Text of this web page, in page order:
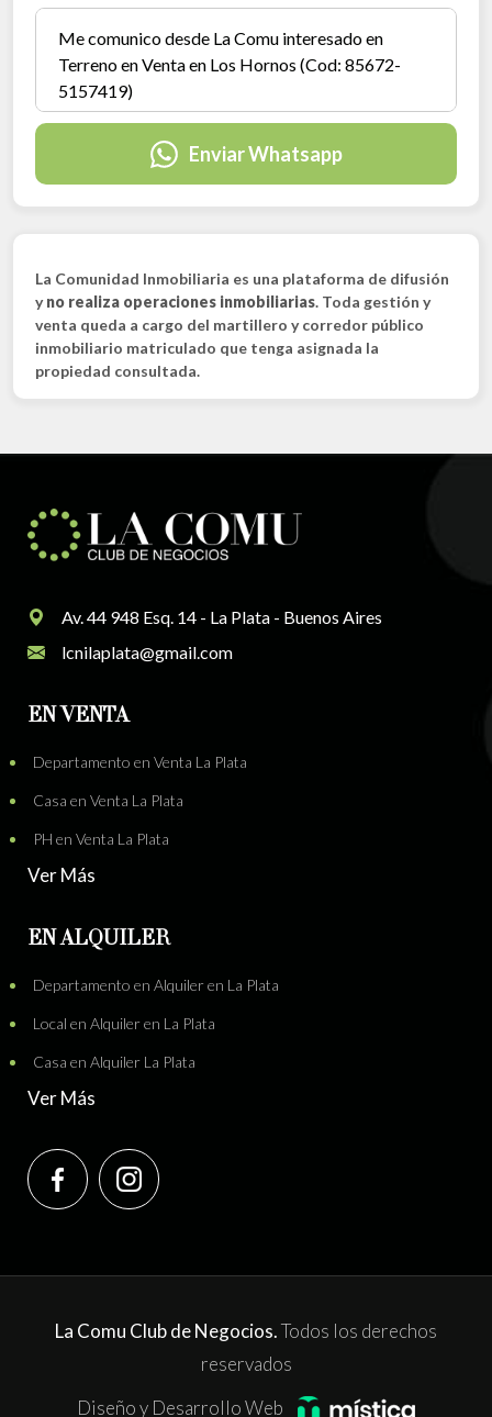
Enviar Whatsapp
La Comunidad Inmobiliaria es una plataforma de difusión
yno realiza operaciones inmobiliarias. Toda gestión y
venta queda a cargo del martillero y corredor público
inmobiliario matriculado que tenga asignada la
propiedad consultada.
Av. 44 948 Esq. 14 - La Plata - Buenos Aires
lcnilaplata@gmail.com
EN VENTA
Departamento en Venta La Plata
Casa en Venta La Plata
PH en Venta La Plata
Ver Más
EN ALQUILER
Departamento en Alquiler en La Plata
Local en Alquiler en La Plata
Casa en Alquiler La Plata
Ver Más
La Comu Club de Negocios.Todos los derechos
reservados
Diseño y Desarrollo Web